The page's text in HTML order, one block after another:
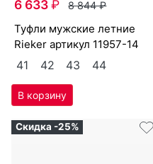
6 633₽ 8 844₽
туф­ли мужс­кие лет­ние
Ri­eker артикул 11957-14
41 42 43 44
Скидка -25%